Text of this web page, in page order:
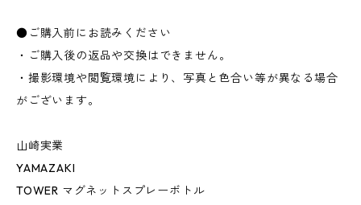
●ご購入前にお読みください
・ご購入後の返品や交換はできません。
・撮影環境や閲覧環境により、写真と色合い等が異なる場合
がございます。
山崎実業
YAMAZAKI
TOWER マグネットスプレーボトル